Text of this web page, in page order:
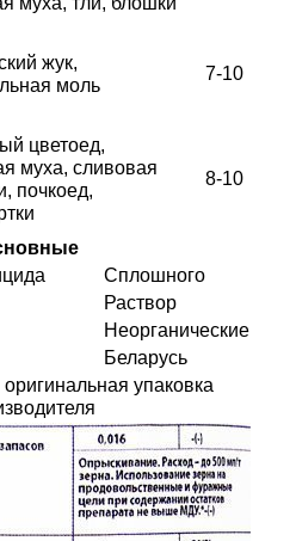
жук,
моль
7-10
цветоед,
муха, сливовая
почкоед,
8-10
Сплошного
Раствор
Неорганические
Беларусь
упаковка
выгребных ям и